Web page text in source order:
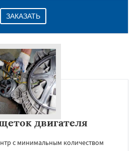
ЗАКАЗАТЬ
двигателя
с минимальным количеством